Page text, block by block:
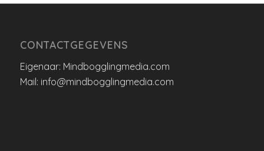
CONTACTGEGEVENS
Eigenaar: Mindbogglingmedia.com
Mail: info@mindbogglingmedia.com